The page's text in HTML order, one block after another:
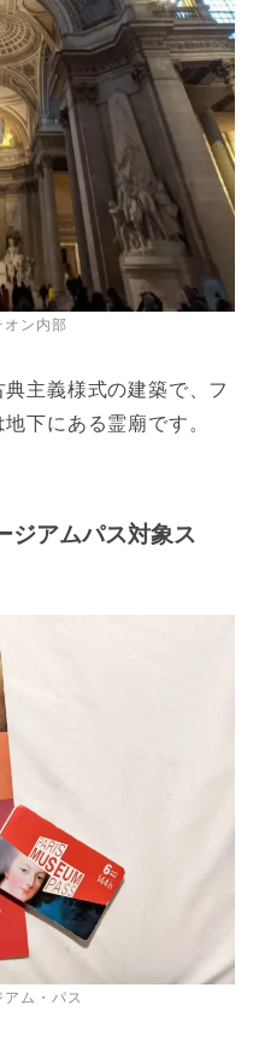
オン内部
主義様式の建築で、フ
下にある霊廟です。
ジアムパス対象ス
ム・パス